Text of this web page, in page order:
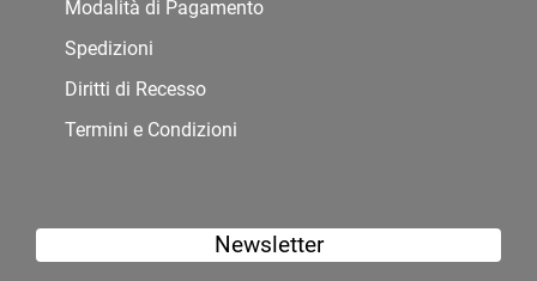
Modalità di Pagamento
Spedizioni
Diritti di Recesso
Termini e Condizioni
Newsletter